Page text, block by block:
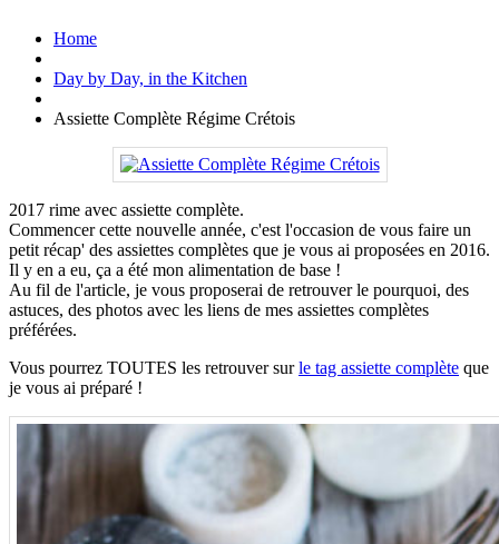
Home
Day by Day, in the Kitchen
Assiette Complète Régime Crétois
2017 rime avec assiette complète.
Commencer cette nouvelle année, c'est l'occasion de vous faire un
petit récap' des assiettes complètes que je vous ai proposées en 2016.
Il y en a eu, ça a été mon alimentation de base !
Au fil de l'article, je vous proposerai de retrouver le pourquoi, des
astuces, des photos avec les liens de mes assiettes complètes
préférées.
Vous pourrez TOUTES les retrouver surle tag assiette complète que
je vous ai préparé !